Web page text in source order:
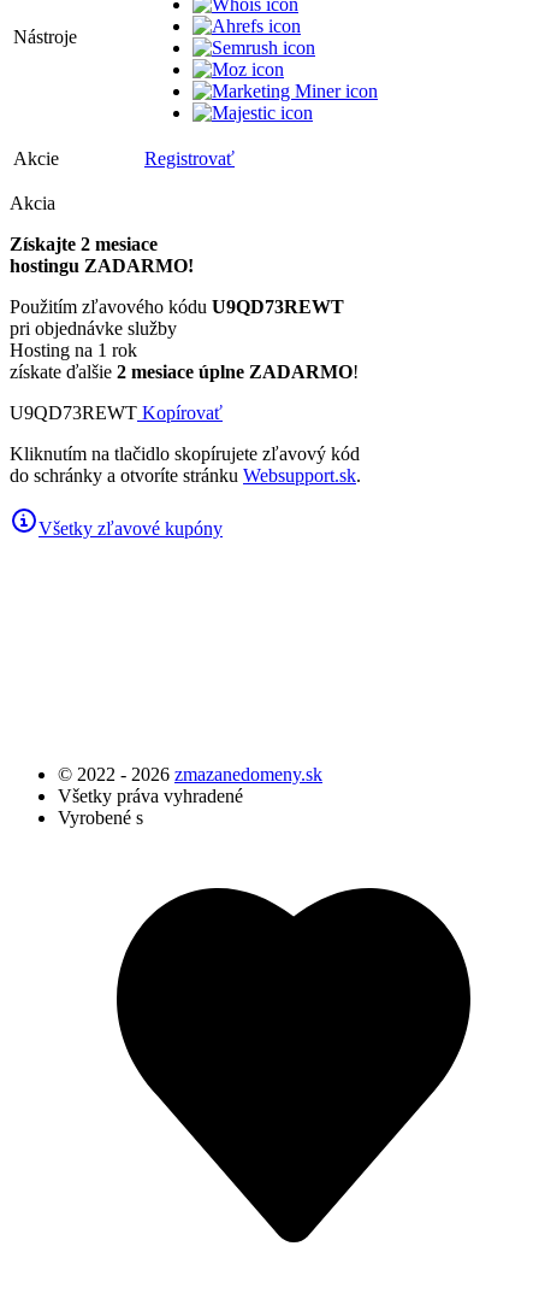
Nástroje
Akcie Registrovať
Akcia
Získajte 2 mesiace
hostingu ZADARMO!
Použitím zľavového kódu U9QD73REWT
pri objednávke služby
Hosting na 1 rok
získate ďalšie 2 mesiace úplne ZADARMO!
U9QD73REWT Kopírovať
Kliknutím na tlačidlo skopírujete zľavový kód
do schránky a otvoríte stránku Websupport.sk.
Všetky zľavové kupóny
© 2022 - 2026 zmazanedomeny.sk
Všetky práva vyhradené
Vyrobené s